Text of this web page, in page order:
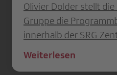
Olivier Dolder stellt
Gruppe die
innerhalb der SRG
Weiterlesen